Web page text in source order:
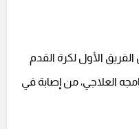
الأول لكرة القدم
العلاجي، من إصابة في